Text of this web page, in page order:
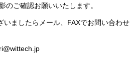
のご確認お願いいたします。
ましたらメール、FAXでお問い合わせ